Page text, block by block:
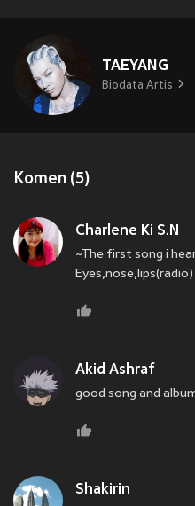
TAEYANG
Biodata Artis
Komen (5)
Charlene Ki S.N
~The first song i
Eyes,nose,lips(radio)
Akid Ashraf
good song and
Shakirin